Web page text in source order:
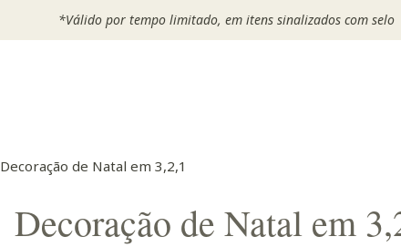
*Válido por tempo limitado, em itens sinalizados com selo
Decoração de Natal em 3,2,1
Decoração de Natal em